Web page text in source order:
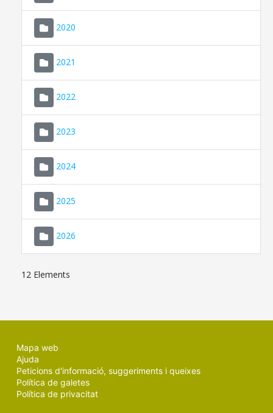
2020
2021
2022
2023
2024
2025
2026
12 Elements
Mapa web
Ajuda
Peticions d'informació, suggeriments i queixes
Política de galetes
Política de privacitat